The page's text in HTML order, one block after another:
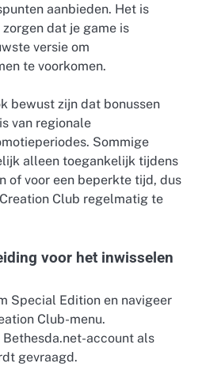
aanbieden. Het is
dat je game is
versie om
te voorkomen.
bewust zijn dat bonussen
van regionale
Sommige
alleen toegankelijk tijdens
of voor een beperkte tijd, dus
Club regelmatig te
voor het inwisselen
Special Edition en navigeer
Club-menu.
Bethesda.net-account als
gevraagd.